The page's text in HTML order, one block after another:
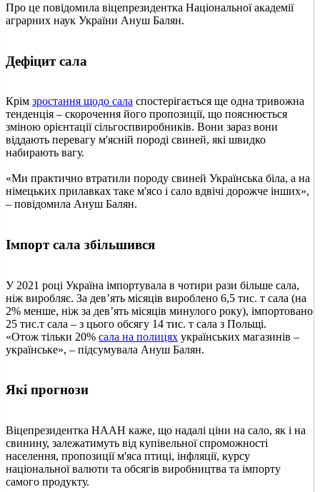
Про це повідомила віцепрезидентка Національної академії
аграрних наук України Ануш Балян.
Дефіцит сала
Крім зростання щодо сала спостерігається ще одна тривожна
тенденція – скорочення його пропозиції, що пояснюється
зміною орієнтації сільгоспвиробників. Вони зараз вони
віддають перевагу м'ясній породі свиней, які швидко
набирають вагу.
«Ми практично втратили породу свиней Українська біла, а на
німецьких прилавках таке м'ясо і сало вдвічі дорожче інших»,
– повідомила Ануш Балян.
Імпорт сала збільшився
У 2021 році Україна імпортувала в чотири рази більше сала,
ніж виробляє. За дев’ять місяців вироблено 6,5 тис. т сала (на
2% менше, ніж за дев’ять місяців минулого року), імпортовано
25 тис.т сала – з цього обсягу 14 тис. т сала з Польщі.
«Отож тільки 20% сала на полицях українських магазинів –
українське», – підсумувала Ануш Балян.
Які прогнози
Віцепрезидентка НААН каже, що надалі ціни на сало, як і на
свинину, залежатимуть від купівельної спроможності
населення, пропозиції м'яса птиці, інфляції, курсу
національної валюти та обсягів виробництва та імпорту
самого продукту.